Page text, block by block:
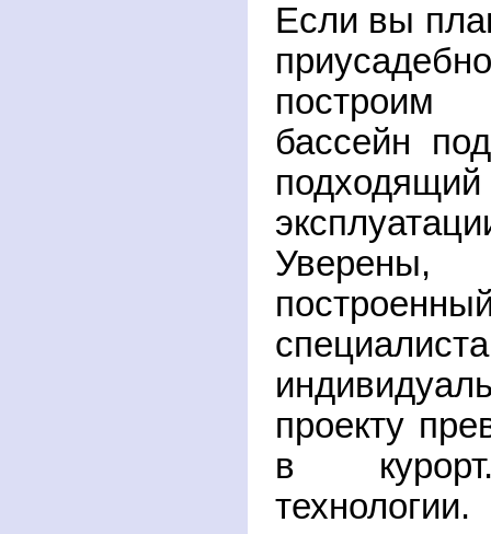
Если вы
построим
бассейн
проекту
в